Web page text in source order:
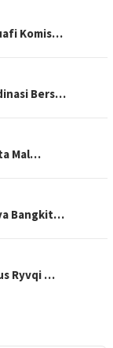
Komis…
Bers…
Mal…
Bangkit…
Ryvqi …